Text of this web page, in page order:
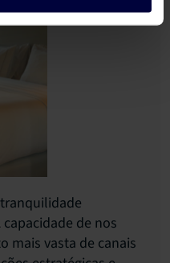
de nos
mais vasta de canais